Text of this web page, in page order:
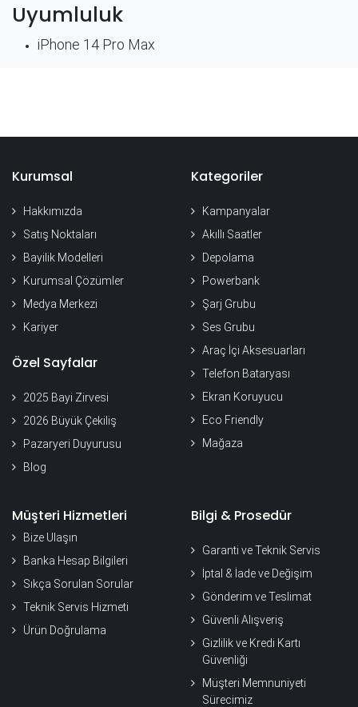
Uyumluluk
iPhone 14 Pro Max
Kurumsal
Hakkımızda
Satış Noktaları
Bayilik Modelleri
Kurumsal Çözümler
Medya Merkezi
Kariyer
Özel Sayfalar
2025 Bayi Zirvesi
2026 Büyük Çekiliş
Pazaryeri Duyurusu
Blog
Kategoriler
Kampanyalar
Akıllı Saatler
Depolama
Powerbank
Şarj Grubu
Ses Grubu
Araç İçi Aksesuarları
Telefon Bataryası
Ekran Koruyucu
Eco Friendly
Mağaza
Müşteri Hizmetleri
Bize Ulaşın
Banka Hesap Bilgileri
Sıkça Sorulan Sorular
Teknik Servis Hizmeti
Ürün Doğrulama
Bilgi & Prosedür
Garanti ve Teknik Servis
İptal & İade ve Değişim
Gönderim ve Teslimat
Güvenli Alışveriş
Gizlilik ve Kredi Kartı
Güvenliği
Müşteri Memnuniyeti
Sürecimiz